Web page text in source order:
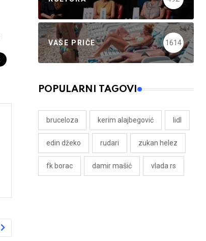
VAŠE PRIČE 1614
POPULARNI TAGOVI
bruceloza kerim alajbegović lidl
edin džeko rudari zukan helez
fk borac damir mašić vlada rs